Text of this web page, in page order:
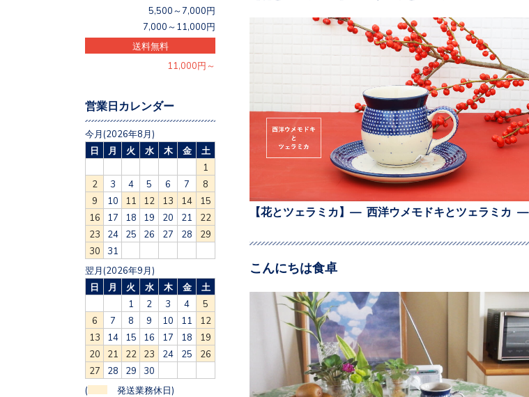
【花とツェラミカ】— 西洋ウメモドキとツェラミカ —
こんにちは食卓
5,500～7,000円
7,000～11,000円
送料無料
11,000円～
営業日カレンダー
今月(2026年8月)
日
月 火 水 木 金
土
1
2
3 4 5 6 7
8
9
10 11 12 13 14
15
16
17 18 19 20 21
22
23
24 25 26 27 28
29
30
31
翌月(2026年9月)
日
月 火 水 木 金
土
1
2 3 4
5
6
7 8 9 10 11
12
13
14 15 16 17 18
19
20
21 22 23 24 25
26
27
28 29 30
( 発送業務休日)